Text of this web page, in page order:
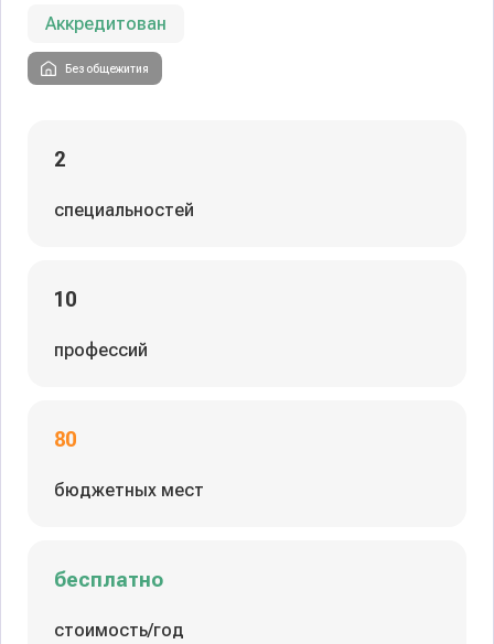
Аккредитован
Без общежития
2
специальностей
10
профессий
80
бюджетных мест
бесплатно
стоимость/год